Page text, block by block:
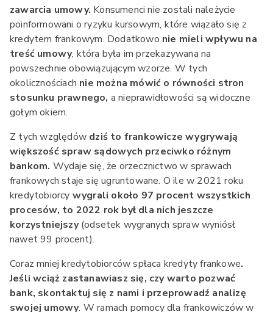
zawarcia umowy. Konsumenci nie zostali należycie
poinformowani o ryzyku kursowym, które wiązało się z
kredytem frankowym. Dodatkowo nie mieli wpływu na
treść umowy, która była im przekazywana na
powszechnie obowiązującym wzorze. W tych
okolicznościach nie można mówić o równości stron
stosunku prawnego, a nieprawidłowości są widoczne
gołym okiem.
Z tych względów dziś to frankowicze wygrywają
większość spraw sądowych przeciwko różnym
bankom. Wydaje się, że orzecznictwo w sprawach
frankowych staje się ugruntowane. O ile w 2021 roku
kredytobiorcy wygrali około 97 procent wszystkich
procesów, to 2022 rok był dla nich jeszcze
korzystniejszy(odsetek wygranych spraw wyniósł
nawet 99 procent).
Coraz mniej kredytobiorców spłaca kredyty frankowe.
Jeśli wciąż zastanawiasz się, czy warto pozwać
bank, skontaktuj się z nami i przeprowadź analizę
swojej umowy. W ramach pomocy dla frankowiczów w